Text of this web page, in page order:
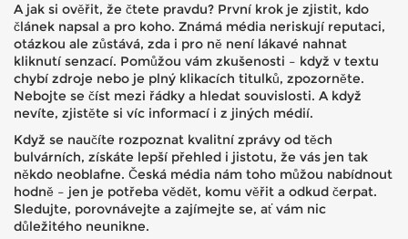
A jak si ověřit, že čtete pravdu? První krok je zjistit, kdo
článek napsal a pro koho. Známá média neriskují reputaci,
otázkou ale zůstává, zda i pro ně není lákavé nahnat
kliknutí senzací. Pomůžou vám zkušenosti – když v textu
chybí zdroje nebo je plný klikacích titulků, zpozorněte.
Nebojte se číst mezi řádky a hledat souvislosti. A když
nevíte, zjistěte si víc informací i z jiných médií.
Když se naučíte rozpoznat kvalitní zprávy od těch
bulvárních, získáte lepší přehled i jistotu, že vás jen tak
někdo neoblafne. Česká média nám toho můžou nabídnout
hodně – jen je potřeba vědět, komu věřit a odkud čerpat.
Sledujte, porovnávejte a zajímejte se, ať vám nic
důležitého neunikne.